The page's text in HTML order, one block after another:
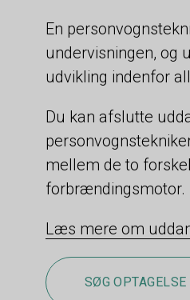
En
undervisningen, og
udvikling indenfor
Du kan afslutte
mellem de to
forbrændingsmotor.
Læs mere om
SØG OPTAGELSE